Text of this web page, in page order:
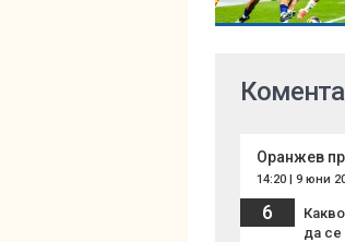
Оранжев
14:20 | 9 юни
6
да се